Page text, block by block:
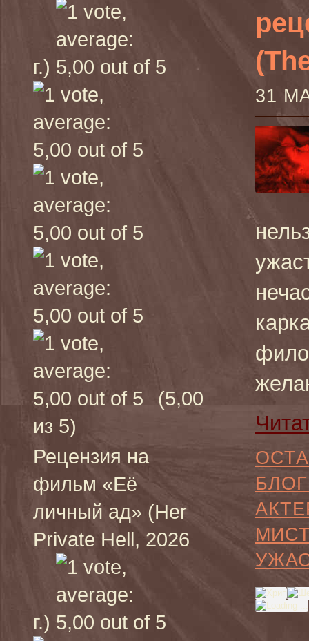
г.)
(5,00
из 5)
Рецензия на
фильм «Её
личный ад» (Her
Private Hell, 2026
г.)
31
БЛОГ